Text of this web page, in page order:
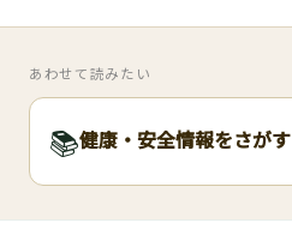
あわせて読みたい
📚健康・安全情報をさがす